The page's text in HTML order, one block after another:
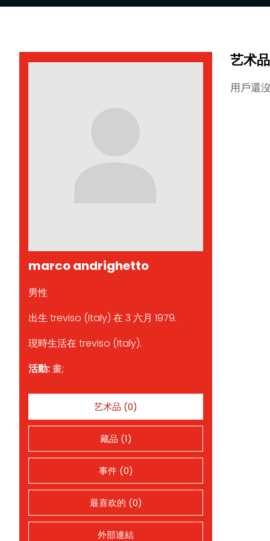
marco andrighetto
男性
出生 treviso (Italy) 在 3 六月 1979.
現時生活在 treviso (Italy).
活動:畫;
艺术品 (0)
藏品 (1)
事件 (0)
最喜欢的 (0)
外部連結
艺术品
用戶還